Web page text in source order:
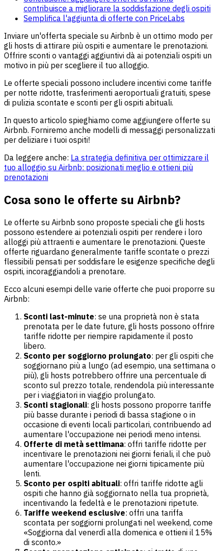
contribuisce a migliorare la soddisfazione degli ospiti
Semplifica l'aggiunta di offerte con PriceLabs
Inviare un'offerta speciale su Airbnb è un ottimo modo per
gli hosts di attirare più ospiti e aumentare le prenotazioni.
Offrire sconti o vantaggi aggiuntivi dà ai potenziali ospiti un
motivo in più per scegliere il tuo alloggio.
Le offerte speciali possono includere incentivi come tariffe
per notte ridotte, trasferimenti aeroportuali gratuiti, spese
di pulizia scontate e sconti per gli ospiti abituali.
In questo articolo spieghiamo come aggiungere offerte su
Airbnb. Forniremo anche modelli di messaggi personalizzati
per deliziare i tuoi ospiti!
Da leggere anche: La strategia definitiva per ottimizzare il
tuo alloggio su Airbnb: posizionati meglio e ottieni più
prenotazioni
Cosa sono le offerte su Airbnb?
Le offerte su Airbnb sono proposte speciali che gli hosts
possono estendere ai potenziali ospiti per rendere i loro
alloggi più attraenti e aumentare le prenotazioni. Queste
offerte riguardano generalmente tariffe scontate o prezzi
flessibili pensati per soddisfare le esigenze specifiche degli
ospiti, incoraggiandoli a prenotare.
Ecco alcuni esempi delle varie offerte che puoi proporre su
Airbnb:
Sconti last-minute: se una proprietà non è stata
prenotata per le date future, gli hosts possono offrire
tariffe ridotte per riempire rapidamente il posto
libero.
Sconto per soggiorno prolungato: per gli ospiti che
soggiornano più a lungo (ad esempio, una settimana o
più), gli hosts potrebbero offrire una percentuale di
sconto sul prezzo totale, rendendola più interessante
per i viaggiatori in viaggio prolungato.
Sconti stagionali: gli hosts possono proporre tariffe
più basse durante i periodi di bassa stagione o in
occasione di eventi locali particolari, contribuendo ad
aumentare l'occupazione nei periodi meno intensi.
Offerte di metà settimana: offri tariffe ridotte per
incentivare le prenotazioni nei giorni feriali, il che può
aumentare l'occupazione nei giorni tipicamente più
lenti.
Sconto per ospiti abituali: offri tariffe ridotte agli
ospiti che hanno già soggiornato nella tua proprietà,
incentivando la fedeltà e le prenotazioni ripetute.
Tariffe weekend esclusive: offri una tariffa
scontata per soggiorni prolungati nel weekend, come
«Soggiorna dal venerdì alla domenica e ottieni il 15%
di sconto.»